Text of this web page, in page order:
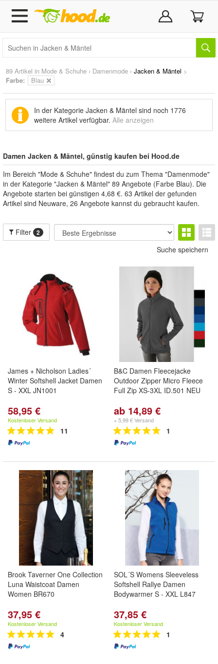
89 Artikel in Mode & Schuhe › Damenmode › Jacken & Mäntel >
Farbe:
Blau
In der Kategorie Jacken & Mäntel sind noch 1776
weitere Artikel verfügbar. Alle anzeigen
Damen Jacken & Mäntel, günstig kaufen bei Hood.de
Im Bereich "Mode & Schuhe" findest du zum Thema "Damenmode"
in der Kategorie "Jacken & Mäntel" 89 Angebote (Farbe Blau). Die
Angebote starten bei günstigen 4,68 €. 63 Artikel der gefunden
Artikel sind Neuware, 26 Angebote kannst du gebraucht kaufen.
Filter 2
Suche speichern
James + Nicholson Ladies´
Winter Softshell Jacket Damen
S - XXL JN1001
58,95 €
Kostenloser Versand
11
B&C Damen Fleecejacke
Outdoor Zipper Micro Fleece
Full Zip XS-3XL ID.501 NEU
ab 14,89 €
+ 5,99 € Versand
1
Brook Taverner One Collection
Luna Waistcoat Damen
Women BR670
37,95 €
Kostenloser Versand
4
SOL´S Womens Sleeveless
Softshell Rallye Damen
Bodywarmer S - XXL L847
37,85 €
Kostenloser Versand
1